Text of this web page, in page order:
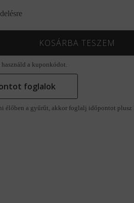
KOSÁRBA TESZEM
a kuponkódot.
foglalok
élőben a gyűrűt, akkor foglalj időpontot plusz